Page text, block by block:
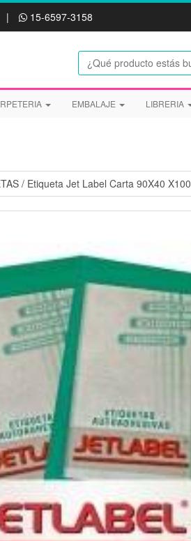
EMBALAJE LIBRERIA
| 15-6597-3158
/ Etiqueta Jet Label Carta 90X40 X100